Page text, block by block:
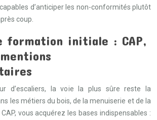
d’anticiper les non-conformités plutôt
coup.
formation initiale : CAP,
d’escaliers, la voie la plus sûre reste la
les métiers du bois, de la menuiserie et de la
vous acquérez les bases indispensables :